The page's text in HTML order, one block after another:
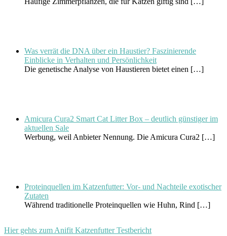
Was verrät die DNA über ein Haustier? Faszinierende
Einblicke in Verhalten und Persönlichkeit
Die genetische Analyse von Haustieren bietet einen […]
Amicura Cura2 Smart Cat Litter Box – deutlich günstiger im
aktuellen Sale
Werbung, weil Anbieter Nennung. Die Amicura Cura2 […]
Proteinquellen im Katzenfutter: Vor- und Nachteile exotischer
Zutaten
Während traditionelle Proteinquellen wie Huhn, Rind […]
Hier gehts zum Anifit Katzenfutter Testbericht